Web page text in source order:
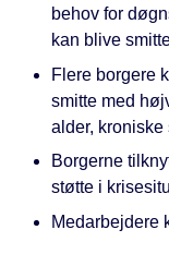
behov for
kan blive
Flere borgere
smitte med
alder, kroniske
Borgerne
støtte i
Medarbejdere